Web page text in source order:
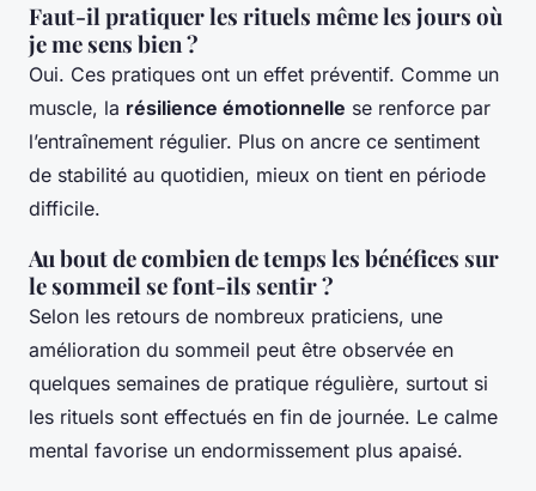
Faut-il pratiquer les rituels même les jours où
je me sens bien ?
Oui. Ces pratiques ont un effet préventif. Comme un
muscle, la résilience émotionnelle se renforce par
l’entraînement régulier. Plus on ancre ce sentiment
de stabilité au quotidien, mieux on tient en période
difficile.
Au bout de combien de temps les bénéfices sur
le sommeil se font-ils sentir ?
Selon les retours de nombreux praticiens, une
amélioration du sommeil peut être observée en
quelques semaines de pratique régulière, surtout si
les rituels sont effectués en fin de journée. Le calme
mental favorise un endormissement plus apaisé.